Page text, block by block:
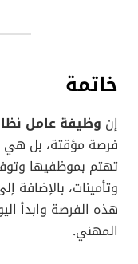
خاتمة
إن وظيفة عامل
فرصة مؤقتة، بل هي
تهتم بموظفيها
وتأمينات، بالإضافة
هذه الفرصة وابدأ
المهني.